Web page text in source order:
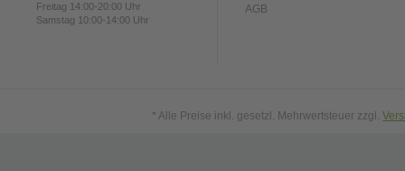
Freitag 14:00-20:00 Uhr
Samstag 10:00-14:00 Uhr
AGB
* Alle Preise inkl. gesetzl. Mehrwertsteuer zzgl.